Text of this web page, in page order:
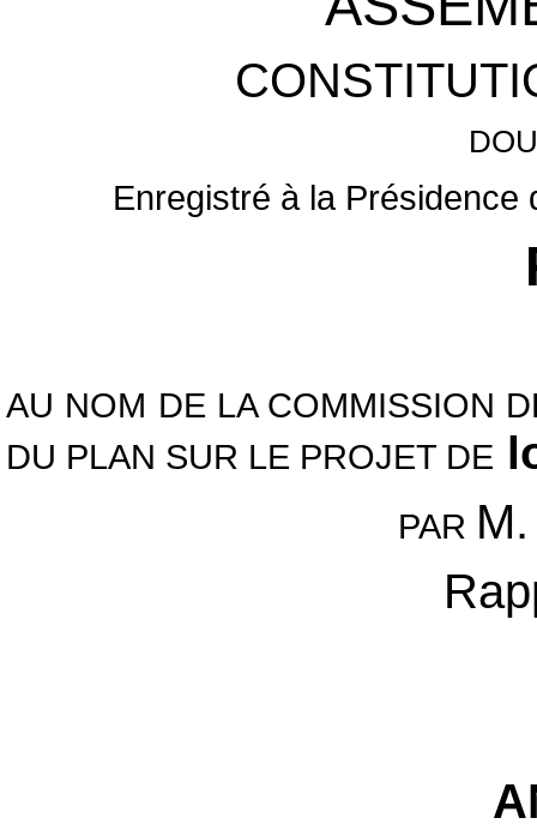
Enregistré à la Présidence
AU NOM DE LA COMMISSION
DU PLAN SUR LE PROJET DE
PAR